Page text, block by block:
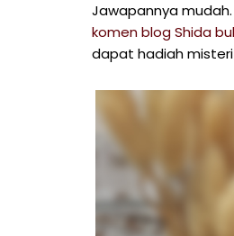
Jawapannya
komen blog Shida
dapat hadiah misteri